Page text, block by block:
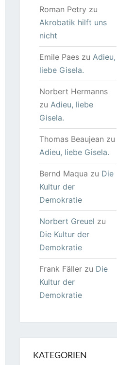
Roman Petry zu
Akrobatik hilft uns
nicht
Emile Paeszu Adieu,
liebe Gisela.
Norbert Hermanns
zu Adieu, liebe
Gisela.
Thomas Beaujean zu
Adieu, liebe Gisela.
Bernd Maqua zu Die
Kultur der
Demokratie
Norbert Greuel zu
Die Kultur der
Demokratie
Frank Fällerzu Die
Kultur der
Demokratie
KATEGORIEN